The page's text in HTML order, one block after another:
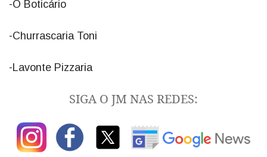
-O Boticário
-Churrascaria Toni
-Lavonte Pizzaria
SIGA O JM NAS REDES: